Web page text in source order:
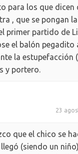
para los que dicen
, que se pongan
primer partido de
el balón pegadito
la estupefacción
y portero.
23
que el chico se
(siendo un